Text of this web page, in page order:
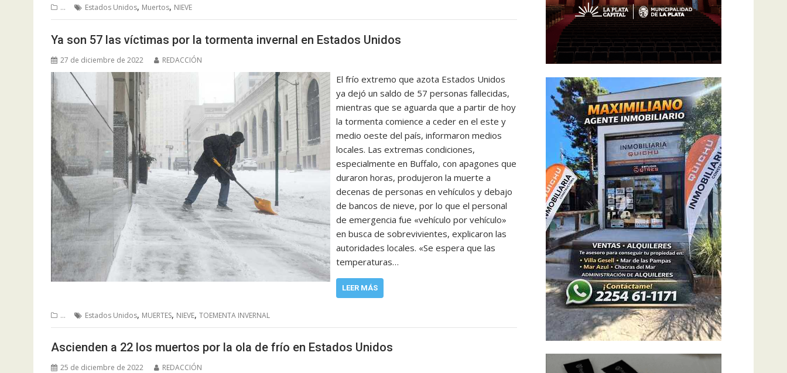
... Estados Unidos, Muertos, NIEVE
Ya son 57 las víctimas por la tormenta invernal en Estados Unidos
27 de diciembre de 2022 REDACCIÓN
El frío extremo que azota Estados Unidos
ya dejó un saldo de 57 personas fallecidas,
mientras que se aguarda que a partir de hoy
la tormenta comience a ceder en el este y
medio oeste del país, informaron medios
locales. Las extremas condiciones,
especialmente en Buffalo, con apagones que
duraron horas, produjeron la muerte a
decenas de personas en vehículos y debajo
de bancos de nieve, por lo que el personal
de emergencia fue «vehículo por vehículo»
en busca de sobrevivientes, explicaron las
autoridades locales. «Se espera que las
temperaturas…
LEER MÁS
... Estados Unidos, MUERTES, NIEVE, TOEMENTA INVERNAL
Ascienden a 22 los muertos por la ola de frío en Estados Unidos
25 de diciembre de 2022 REDACCIÓN